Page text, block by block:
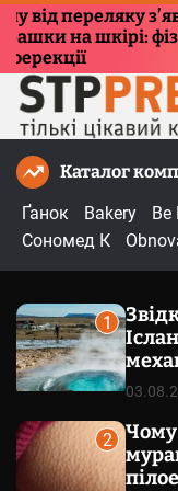
переляку
на шкірі:
Каталог
Ґанок
Bakery Be
Сономед К
1
2
Чому